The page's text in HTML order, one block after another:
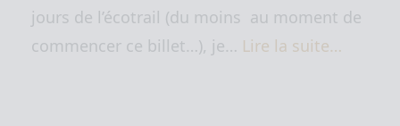
jours de l’écotrail (du moins au moment de
commencer ce billet…), je… Lire la suite…